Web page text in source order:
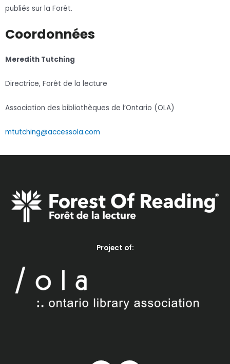
publiés sur la Forêt.
Coordonnées
Meredith Tutching
Directrice, Forêt de la lecture
Association des bibliothèques de l’Ontario (OLA)
mtutching@accessola.com
Project of: